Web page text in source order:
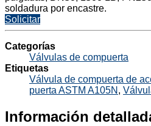
soldadura por encastre.
Solicitar
Categorías
Válvulas de compuerta
Etiquetas
Válvula de compuerta de
puerta ASTM A105N ,
Información